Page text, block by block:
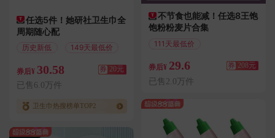
任选5件！她研社卫生巾全
周期随心配
历史新低 149天最低价
券后¥ 30.58 券 20元
已售6.0万件
卫生巾热搜榜单TOP2
不节食也能减！任选8王饱
饱粉粉麦片合集
111天最低价
券后¥ 29.6 券 208元
已售2.0万件